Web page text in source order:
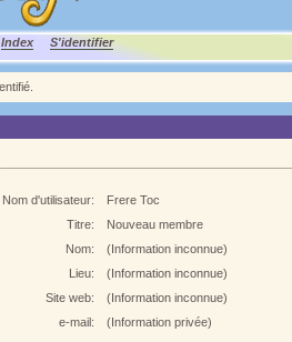
Index S'identifier
Nom d'utilisateur:
Frere Toc
Titre:
Nouveau membre
Nom:
(Information inconnue)
Lieu:
(Information inconnue)
Site web:
(Information inconnue)
e-mail:
(Information privée)